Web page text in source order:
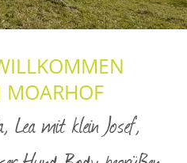
Lea mit klein Josef,